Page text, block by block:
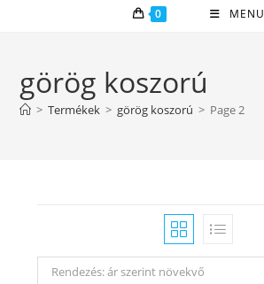
0 MENU
görög koszorú
> Termékek > görög koszorú > Page 2
Rendezés: ár szerint növekvő